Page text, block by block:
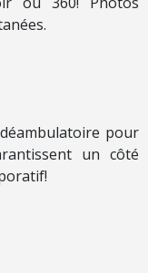
pour
un côté